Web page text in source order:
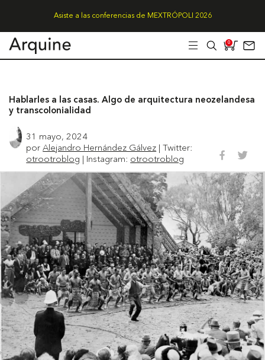
Asiste a las conferencias de MEXTRÓPOLI 2026
0
Hablarles a las casas. Algo de arquitectura neozelandesa
y transcolonialidad
31 mayo, 2024
porAlejandro Hernández Gálvez | Twitter:
otrootroblog | Instagram: otrootroblog